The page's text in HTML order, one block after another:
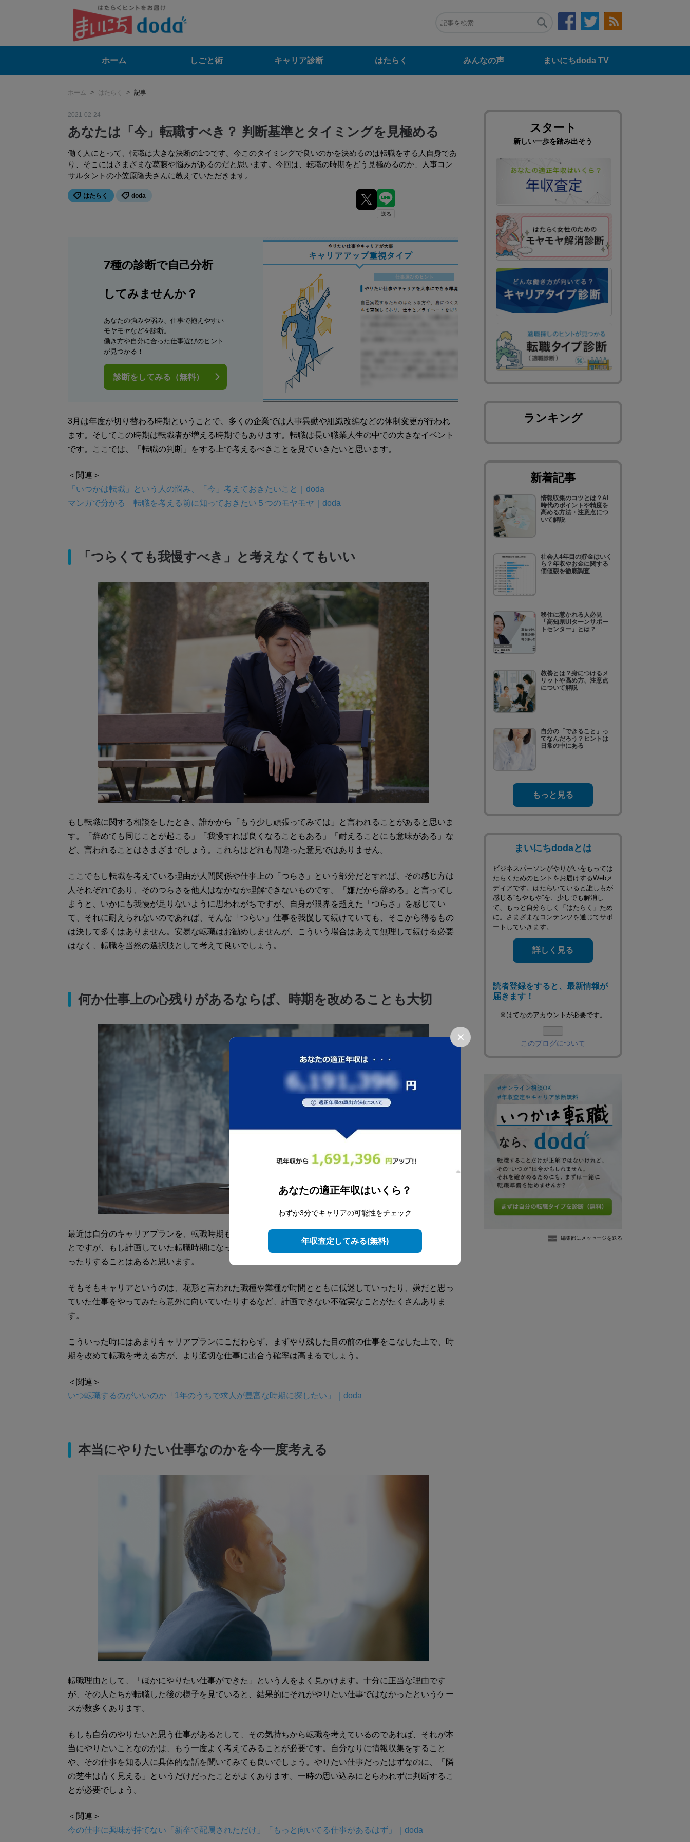
ホーム しごと術 キャリア診断 はたらく みんなの声 まいにちdoda TV
ホーム > はたらく > 記事
2021-02-24
あなたは「今」転職すべき？ 判断基準とタイミングを見極める
働く人にとって、転職は大きな決断の1つです。今このタイミングで良いのかを決めるのは転職をする人自身であ
り、そこにはさまざまな葛藤や悩みがあるのだと思います。今回は、転職の時期をどう見極めるのか、人事コン
サルタントの小笠原隆夫さんに教えていただきます。
はたらく doda
7種の診断で自己分析
してみませんか？
あなたの強みや弱み、仕事で抱えやすい
モヤモヤなどを診断。
働き方や自分に合った仕事選びのヒント
が見つかる！
診断をしてみる（無料）
3月は年度が切り替わる時期ということで、多くの企業では人事異動や組織改編などの体制変更が行われ
ます。そしてこの時期は転職者が増える時期でもあります。転職は長い職業人生の中での大きなイベント
です。ここでは、「転職の判断」をする上で考えるべきことを見ていきたいと思います。
＜関連＞
「いつかは転職」という人の悩み、「今」考えておきたいこと｜doda
マンガで分かる 転職を考える前に知っておきたい５つのモヤモヤ｜doda
「つらくても我慢すべき」と考えなくてもいい
もし転職に関する相談をしたとき、誰かから「もう少し頑張ってみては」と言われることがあると思いま
す。「辞めても同じことが起こる」「我慢すれば良くなることもある」「耐えることにも意味がある」な
ど、言われることはさまざまでしょう。これらはどれも間違った意見ではありません。
ここでもし転職を考えている理由が人間関係や仕事上の「つらさ」という部分だとすれば、その感じ方は
人それぞれであり、そのつらさを他人はなかなか理解できないものです。「嫌だから辞める」と言ってし
まうと、いかにも我慢が足りないように思われがちですが、自身が限界を超えた「つらさ」を感じてい
て、それに耐えられないのであれば、そんな「つらい」仕事を我慢して続けていても、そこから得るもの
は決して多くはありません。安易な転職はお勧めしませんが、こういう場合はあえて無理して続ける必要
はなく、転職を当然の選択肢として考えて良いでしょう。
何か仕事上の心残りがあるならば、時期を改めることも大切
最近は自分のキャリアプランを、転職時期も含めて明確に意識する人が増えてきました。それは大事なこ
とですが、もし計画していた転職時期になっても何かやり残した感覚があったり、タイミングが合わなか
ったりすることはあると思います。
そもそもキャリアというのは、花形と言われた職種や業種が時間とともに低迷していったり、嫌だと思っ
ていた仕事をやってみたら意外に向いていたりするなど、計画できない不確実なことがたくさんありま
す。
こういった時にはあまりキャリアプランにこだわらず、まずやり残した目の前の仕事をこなした上で、時
期を改めて転職を考える方が、より適切な仕事に出合う確率は高まるでしょう。
＜関連＞
いつ転職するのがいいのか「1年のうちで求人が豊富な時期に探したい」｜doda
本当にやりたい仕事なのかを今一度考える
転職理由として、「ほかにやりたい仕事ができた」という人をよく見かけます。十分に正当な理由です
が、その人たちが転職した後の様子を見ていると、結果的にそれがやりたい仕事ではなかったというケー
スが数多くあります。
もしも自分のやりたいと思う仕事があるとして、その気持ちから転職を考えているのであれば、それが本
当にやりたいことなのかは、もう一度よく考えてみることが必要です。自分なりに情報収集をすること
や、その仕事を知る人に具体的な話を聞いてみても良いでしょう。やりたい仕事だったはずなのに、「隣
の芝生は青く見える」というだけだったことがよくあります。一時の思い込みにとらわれずに判断するこ
とが必要でしょう。
＜関連＞
今の仕事に興味が持てない「新卒で配属されただけ」「もっと向いてる仕事があるはず」｜doda
✕
あなたの適正年収はいくら？
わずか3分でキャリアの可能性をチェック
年収査定してみる(無料)
スタート
新しい一歩を踏み出そう
ランキング
新着記事
情報収集のコツとは？AI
時代のポイントや精度を
高める方法・注意点につ
いて解説
社会人4年目の貯金はいく
ら？年収やお金に関する
価値観を徹底調査
移住に惹かれる人必見
「高知県UIターンサポー
トセンター」とは？
教養とは？身につけるメ
リットや高め方、注意点
について解説
自分の「できること」っ
てなんだろう？ヒントは
日常の中にある
もっと見る
まいにちdodaとは
ビジネスパーソンがやりがいをもっては
たらくためのヒントをお届けするWebメ
ディアです。はたらいていると誰しもが
感じる“もやもや”を、少しでも解消し
て、もっと自分らしく「はたらく」ため
に。さまざまなコンテンツを通じてサポ
ートしていきます。
詳しく見る
読者登録をすると、最新情報が
届きます！
※はてなのアカウントが必要です。
このブログについて
編集部にメッセージを送る